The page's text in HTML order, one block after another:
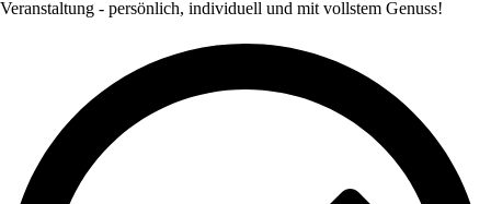
Veranstaltung - persönlich, individuell und mit vollstem Genuss!